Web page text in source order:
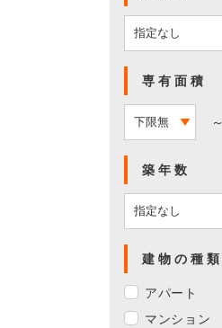
専有面積
～
築年数
建物の種類
アパート
マンション